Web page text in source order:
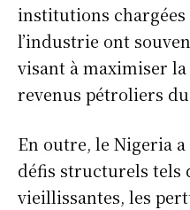
institutions chargées
l’industrie ont
visant à maximiser
revenus pétroliers du
En outre, le Nigeria
défis structurels tels
vieillissantes, les